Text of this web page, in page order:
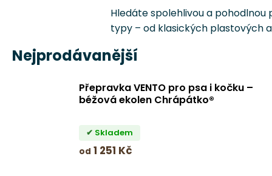
Hledáte spolehlivou a
typy – od klasických plastových
Nejprodávanější
Přepravka VENTO pro psa i kočku –
béžová ekolen Chrápátko®
Skladem
od 1 251 Kč